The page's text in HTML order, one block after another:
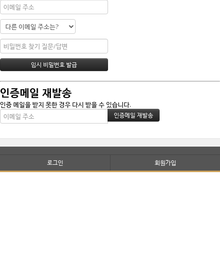
인증메일 재발송
인증 메일을 받지 못한 경우 다시 받을 수 있습니다.
로그인 회원가입